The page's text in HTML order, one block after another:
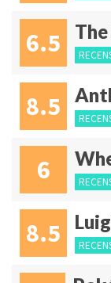
6.5
8.5
6
8.5